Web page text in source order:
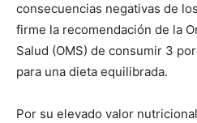
consecuencias negativas de
firme la recomendación de la
Salud (OMS) de consumir 3
para una dieta equilibrada.
Por su elevado valor